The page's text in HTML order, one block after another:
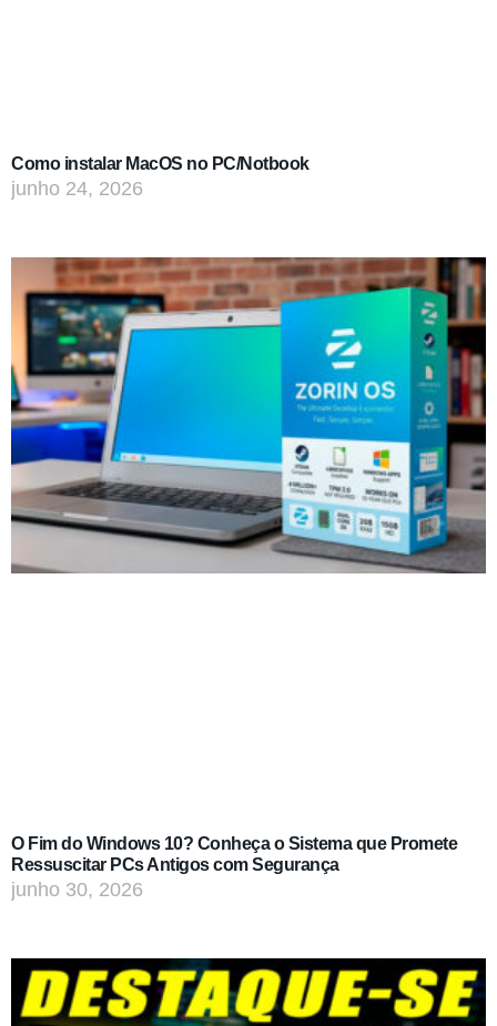
Como instalar MacOS no PC/Notbook
junho 24, 2026
O Fim do Windows 10? Conheça o Sistema que Promete
Ressuscitar PCs Antigos com Segurança
junho 30, 2026